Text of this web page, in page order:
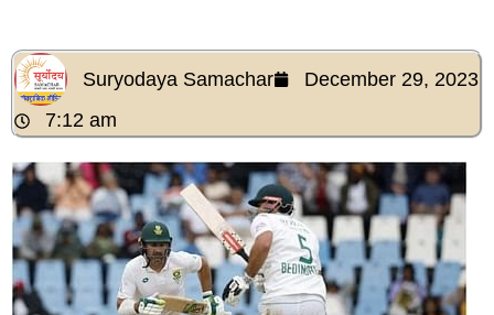
Suryodaya Samachar
December 29, 2023
7:12 am